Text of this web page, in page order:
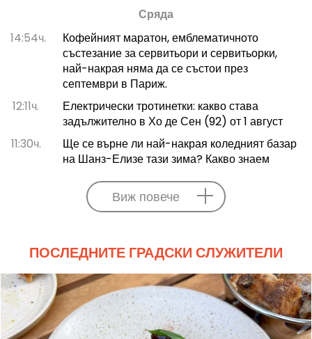
Сряда
14:54ч.
Кофейният маратон, емблематичното
състезание за сервитьори и сервитьорки,
най-накрая няма да се състои през
септември в Париж.
12:11ч.
Електрически тротинетки: какво става
задължително в Хо де Сен (92) от 1 август
11:30ч.
Ще се върне ли най-накрая коледният базар
на Шанз-Елизе тази зима? Какво знаем
Виж повече
ПОСЛЕДНИТЕ ГРАДСКИ СЛУЖИТЕЛИ